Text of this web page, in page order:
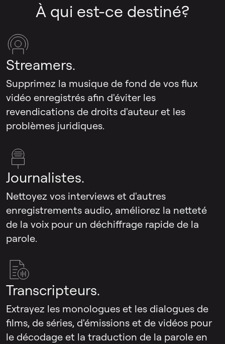
À qui est-ce destiné?
Streamers.
Supprimez la musique de fond de vos flux
vidéo enregistrés afin d'éviter les
revendications de droits d'auteur et les
problèmes juridiques.
Journalistes.
Nettoyez vos interviews et d'autres
enregistrements audio, améliorez la netteté
de la voix pour un déchiffrage rapide de la
parole.
Transcripteurs.
Extrayez les monologues et les dialogues de
films, de séries, d'émissions et de vidéos pour
le décodage et la traduction de la parole en